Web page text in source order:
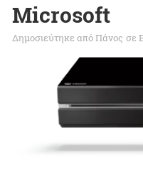
Microsoft
Πάνος σε